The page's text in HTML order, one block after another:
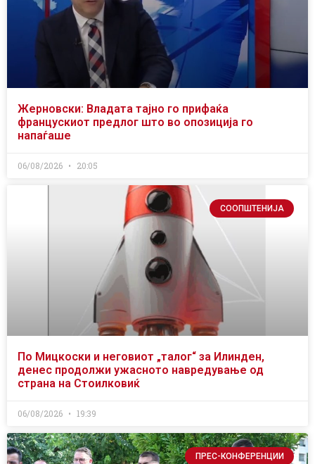
Жерновски: Владата тајно го прифаќа
францускиот предлог што во опозиција го
напаѓаше
06/08/2026 20:05
СООПШТЕНИЈА
По Мицкоски и неговиот „талог“ за Илинден,
денес продолжи ужасното навредување од
страна на Стоилковиќ
06/08/2026 19:39
ПРЕС-КОНФЕРЕНЦИИ